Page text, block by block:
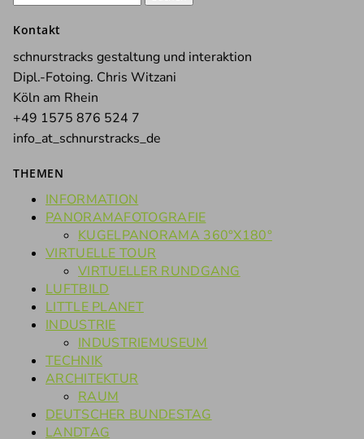
Kontakt
schnurstracks gestaltung und interaktion
Dipl.-Fotoing. Chris Witzani
Köln am Rhein
+49 1575 876 524 7
info_at_schnurstracks_de
THEMEN
INFORMATION
PANORAMAFOTOGRAFIE
KUGELPANORAMA 360°X180°
VIRTUELLE TOUR
VIRTUELLER RUNDGANG
LUFTBILD
LITTLE PLANET
INDUSTRIE
INDUSTRIEMUSEUM
TECHNIK
ARCHITEKTUR
RAUM
DEUTSCHER BUNDESTAG
LANDTAG